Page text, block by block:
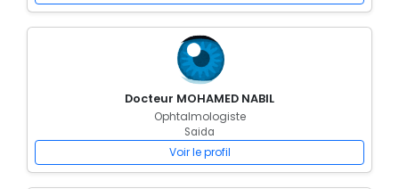
Docteur MOHAMED NABIL
Ophtalmologiste
Saida
Voir le profil